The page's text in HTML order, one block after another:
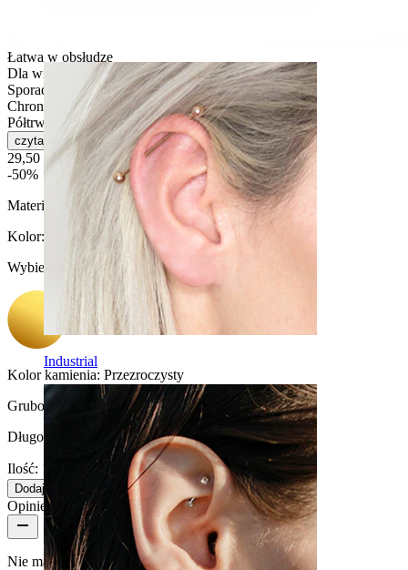
Industrial
Łatwa w obsłudze
Dla większości rodzajów skóry
Sporadyczne użytkowanie
Chronić przed wodą
Półtrwała
czytaj więcej
29,50 zł59,00 zł
-50%
Materiał:
Stal chirurgiczna / Mosiądz
Kolor:
Wybierz Kolor
Kolor kamienia: Przezroczysty
Grubość gwintu:
1 mm
Długość:
Ilość: 1
Dodaj do koszyka
Opinie o produkcie
Nie ma jeszcze opinii na temat tego produktu